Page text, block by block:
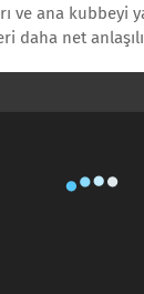
ve ana kubbeyi
daha net